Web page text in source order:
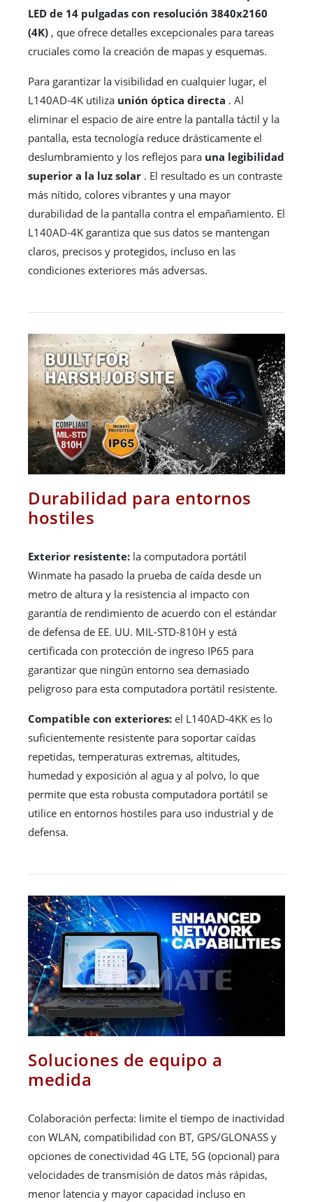
LED de 14 pulgadas con resolución 3840x2160
(4K) , que ofrece detalles excepcionales para tareas
cruciales como la creación de mapas y esquemas.
Para garantizar la visibilidad en cualquier lugar, el
L140AD-4K utiliza unión óptica directa . Al
eliminar el espacio de aire entre la pantalla táctil y la
pantalla, esta tecnología reduce drásticamente el
deslumbramiento y los reflejos para una legibilidad
superior a la luz solar . El resultado es un contraste
más nítido, colores vibrantes y una mayor
durabilidad de la pantalla contra el empañamiento. El
L140AD-4K garantiza que sus datos se mantengan
claros, precisos y protegidos, incluso en las
condiciones exteriores más adversas.
Durabilidad para entornos
hostiles
Exterior resistente: la computadora portátil
Winmate ha pasado la prueba de caída desde un
metro de altura y la resistencia al impacto con
garantía de rendimiento de acuerdo con el estándar
de defensa de EE. UU. MIL-STD-810H y está
certificada con protección de ingreso IP65 para
garantizar que ningún entorno sea demasiado
peligroso para esta computadora portátil resistente.
Compatible con exteriores: el L140AD-4KK es lo
suficientemente resistente para soportar caídas
repetidas, temperaturas extremas, altitudes,
humedad y exposición al agua y al polvo, lo que
permite que esta robusta computadora portátil se
utilice en entornos hostiles para uso industrial y de
defensa.
Soluciones de equipo a
medida
Colaboración perfecta: limite el tiempo de inactividad
con WLAN, compatibilidad con BT, GPS/GLONASS y
opciones de conectividad 4G LTE, 5G (opcional) para
velocidades de transmisión de datos más rápidas,
menor latencia y mayor capacidad incluso en